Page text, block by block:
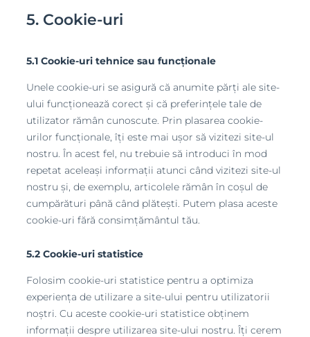
5. Cookie-uri
5.1 Cookie-uri tehnice sau funcționale
Unele cookie-uri se asigură că anumite părți ale site-
ului funcționează corect și că preferințele tale de
utilizator rămân cunoscute. Prin plasarea cookie-
urilor funcționale, îți este mai ușor să vizitezi site-ul
nostru. În acest fel, nu trebuie să introduci în mod
repetat aceleași informații atunci când vizitezi site-ul
nostru și, de exemplu, articolele rămân în coșul de
cumpărături până când plătești. Putem plasa aceste
cookie-uri fără consimțământul tău.
5.2 Cookie-uri statistice
Folosim cookie-uri statistice pentru a optimiza
experiența de utilizare a site-ului pentru utilizatorii
noștri. Cu aceste cookie-uri statistice obținem
informații despre utilizarea site-ului nostru. Îți cerem